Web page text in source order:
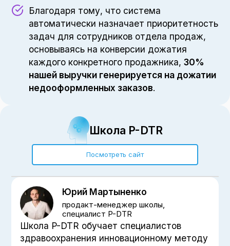
Благодаря тому, что система
автоматически назначает приоритетность
задач для сотрудников отдела продаж,
основываясь на конверсии дожатия
каждого конкретного продажника,30%
нашей выручки генерируется на дожатии
недооформленных заказов.
Школа P-DTR
Посмотреть сайт
Юрий Мартыненко
продакт-менеджер школы,
специалист P-DTR
Школа P-DTR обучает специалистов
здравоохранения инновационному методу